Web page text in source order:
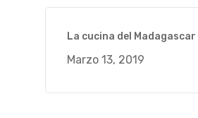
La cucina del Madagascar
Marzo 13, 2019